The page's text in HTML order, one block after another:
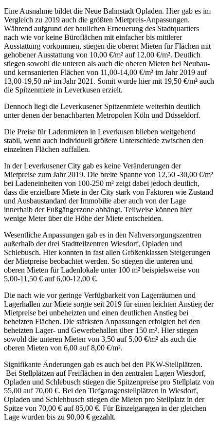
Eine Ausnahme bildet die Neue Bahnstadt Opladen. Hier gab es im
Vergleich zu 2019 auch die größten Mietpreis-Anpassungen.
Während aufgrund der baulichen Erneuerung des Stadtquartiers
nach wie vor keine Büroflächen mit einfacher bis mittlerer
Ausstattung vorkommen, stiegen die oberen Mieten für Flächen mit
gehobener Ausstattung von 10,00 €/m² auf 12,00 €/m². Deutlich
stiegen sowohl die unteren als auch die oberen Mieten bei Neubau-
und kernsanierten Flächen von 11,00-14,00 €/m² im Jahr 2019 auf
13,00-19,50 m² im Jahr 2021. Somit wurde hier mit 19,50 €/m² auch
die Spitzenmiete in Leverkusen erzielt.
Dennoch liegt die Leverkusener Spitzenmiete weiterhin deutlich
unter denen der benachbarten Metropolen Köln und Düsseldorf.
Die Preise für Ladenmieten in Leverkusen blieben weitgehend
stabil, wenn auch individuell größere Unterschiede zwischen den
einzelnen Flächen auffallen.
In der Leverkusener City gab es keine Veränderungen der
Mietpreise zum Jahr 2019. Die breite Spanne von 12,50 -30,00 €/m²
bei Ladeneinheiten von 100-250 m² zeigt dabei jedoch deutlich,
dass die erzielbare Miete in der City stark von Faktoren wie Zustand
und Ausbaustandard der Immobilie aber auch von der Lage
innerhalb der Fußgängerzone abhängt. Teilweise können hier
wenige Meter über die Höhe der Miete entscheiden.
Wesentliche Anpassungen gab es in den Nahversorgungszentren
außerhalb der drei Stadtteilzentren Wiesdorf, Opladen und
Schlebusch. Hier konnten in fast allen Größenklassen Steigerungen
der Mietpreise beobachtet werden. So stiegen die unteren und
oberen Mieten für Ladenlokale unter 100 m² beispielsweise von
5,00-11,50 € auf 6,00-12,00 €.
Die nach wie vor geringe Verfügbarkeit von Lagerräumen und
Lagerhallen zur Miete sorgte seit 2019 für einen leichten Anstieg der
Mietpreise bei unbeheizten und einen deutlichen Anstieg bei
beheizten Flächen. Die stärksten Anpassungen erfolgten bei den
beheizten Lager- und Gewerbehallen über 150 m². Hier stiegen
sowohl die unteren Mieten von 3,50 auf 5,00 €/m² als auch die
oberen Mieten von 6,00 auf 8,00 €/m².
Signifikante Änderungen gab es auch bei den PKW-Stellplätzen.
Bei Stellplätzen auf Freiflächen in den zentralen Lagen Wiesdorf,
Opladen und Schlebusch stiegen die Spitzenpreise pro Stellplatz von
55,00 auf 70,00 €. Bei den Tiefgaragenstellplätzen in Wiesdorf,
Opladen und Schlehbusch stiegen die Mieten pro Stellplatz in der
Spitze von 70,00 € auf 85,00 €. Für Einzelgaragen in der gleichen
Lage wurden bis zu 90,00 € gezahlt.